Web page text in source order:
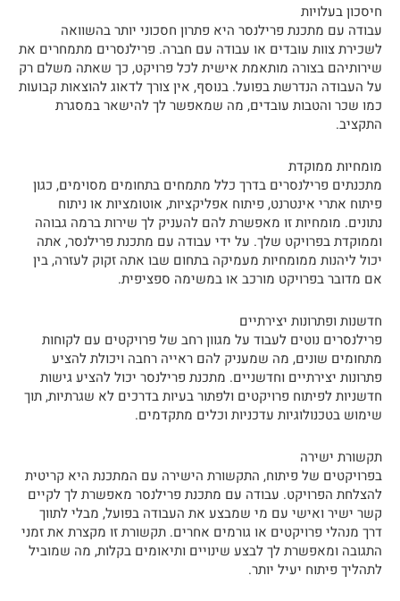
חיסכון בעלויות
עבודה עם מתכנת פרילנסר היא פתרון חסכוני יותר בהשוואה
לשכירת צוות עובדים או עבודה עם חברה. פרילנסרים מתמחרים את
שירותיהם בצורה מותאמת אישית לכל פרויקט, כך שאתה משלם רק
על העבודה הנדרשת בפועל. בנוסף, אין צורך לדאוג להוצאות קבועות
כמו שכר והטבות עובדים, מה שמאפשר לך להישאר במסגרת
התקציב.
מומחיות ממוקדת
מתכנתים פרילנסרים בדרך כלל מתמחים בתחומים מסוימים, כגון
פיתוח אתרי אינטרנט, פיתוח אפליקציות, אוטומציות או ניתוח
נתונים. מומחיות זו מאפשרת להם להעניק לך שירות ברמה גבוהה
וממוקדת בפרויקט שלך. על ידי עבודה עם מתכנת פרילנסר, אתה
יכול ליהנות ממומחיות מעמיקה בתחום שבו אתה זקוק לעזרה, בין
אם מדובר בפרויקט מורכב או במשימה ספציפית.
חדשנות ופתרונות יצירתיים
פרילנסרים נוטים לעבוד על מגוון רחב של פרויקטים עם לקוחות
מתחומים שונים, מה שמעניק להם ראייה רחבה ויכולת להציע
פתרונות יצירתיים וחדשניים. מתכנת פרילנסר יכול להציע גישות
חדשניות לפיתוח פרויקטים ולפתור בעיות בדרכים לא שגרתיות, תוך
שימוש בטכנולוגיות עדכניות וכלים מתקדמים.
תקשורת ישירה
בפרויקטים של פיתוח, התקשורת הישירה עם המתכנת היא קריטית
להצלחת הפרויקט. עבודה עם מתכנת פרילנסר מאפשרת לך לקיים
קשר ישיר ואישי עם מי שמבצע את העבודה בפועל, מבלי לתווך
דרך מנהלי פרויקטים או גורמים אחרים. תקשורת זו מקצרת את זמני
התגובה ומאפשרת לך לבצע שינויים ותיאומים בקלות, מה שמוביל
לתהליך פיתוח יעיל יותר.